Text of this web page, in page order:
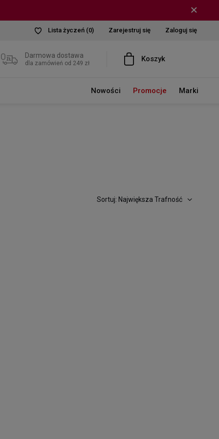
Lista życzeń (0) Zarejestruj się Zaloguj się
Darmowa dostawa
dla zamówień od 249 zł Koszyk
Nowości Promocje Marki
Sortuj: Największa Trafność